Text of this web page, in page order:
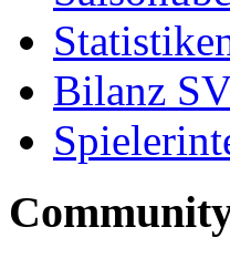
Bilanz